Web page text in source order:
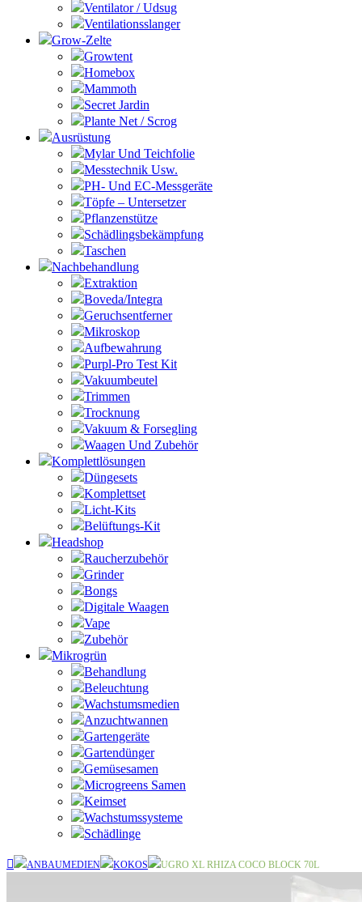
Ventilator / Udsug
Ventilationsslanger
Grow-Zelte
Growtent
Homebox
Mammoth
Secret Jardin
Plante Net / Scrog
Ausrüstung
Mylar Und Teichfolie
Messtechnik Usw.
PH- Und EC-Messgeräte
Töpfe – Untersetzer
Pflanzenstütze
Schädlingsbekämpfung
Taschen
Nachbehandlung
Extraktion
Boveda/Integra
Geruchsentferner
Mikroskop
Aufbewahrung
Purpl-Pro Test Kit
Vakuumbeutel
Trimmen
Trocknung
Vakuum & Forsegling
Waagen Und Zubehör
Komplettlösungen
Düngesets
Komplettset
Licht-Kits
Belüftungs-Kit
Headshop
Raucherzubehör
Grinder
Bongs
Digitale Waagen
Vape
Zubehör
Mikrogrün
Behandlung
Beleuchtung
Wachstumsmedien
Anzuchtwannen
Gartengeräte
Gartendünger
Gemüsesamen
Microgreens Samen
Keimset
Wachstumssysteme
Schädlinge
ANBAUMEDIEN KOKOS UGRO XL RHIZA COCO BLOCK 70L